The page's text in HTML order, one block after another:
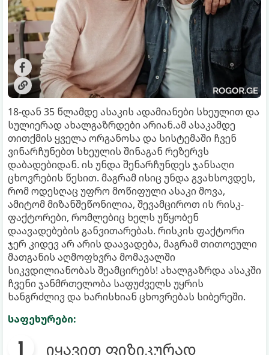
18-დან 35 წლამდე ასაკის ადამიანები სხეულით და
სულიერად ახალგაზრდები არიან.ამ ასაკამდე
თითქმის ყველა ორგანოსა და სისტემაში ჩვენ
ვინარჩუნებთ სხეულის შინაგან რეზერვს
დაბადებიდან. ის უნდა შენარჩუნდეს ჯანსაღი
ცხოვრების წესით. მაგრამ ისიც უნდა გვახსოვდეს,
რომ ოდესღაც უფრო მოწიფული ასაკი მოვა,
ამიტომ მიზანშეწონილია, შევამციროთ ის რისკ-
ფაქტორები, რომლებიც ხელს უწყობენ
დაავადებების განვითარებას. რისკის ფაქტორი
ჯერ კიდევ არ არის დაავადება, მაგრამ თითოეული
მათგანის აღმოფხვრა მომავალში
სიკვდილიანობას შეამცირებს! ახალგაზრდა ასაკში
ჩვენი ჯანმრთელობა საფუძველს უყრის
ხანგრძლივ და ხარისხიან ცხოვრებას სიბერეში.
საფეხურები:
იყავით ფიზიკურად